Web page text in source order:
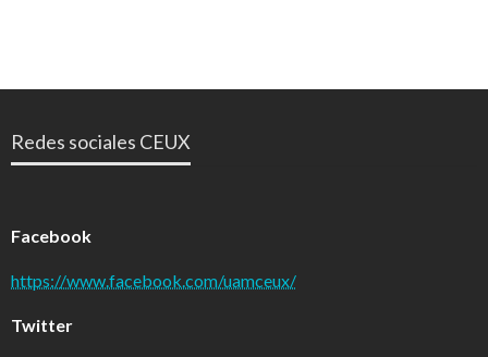
Redes sociales CEUX
Facebook
https://www.facebook.com/uamceux/
Twitter